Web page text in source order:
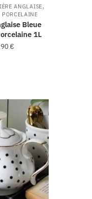
ANGLAISE,
PORCELAINE
Bleue
1L
€